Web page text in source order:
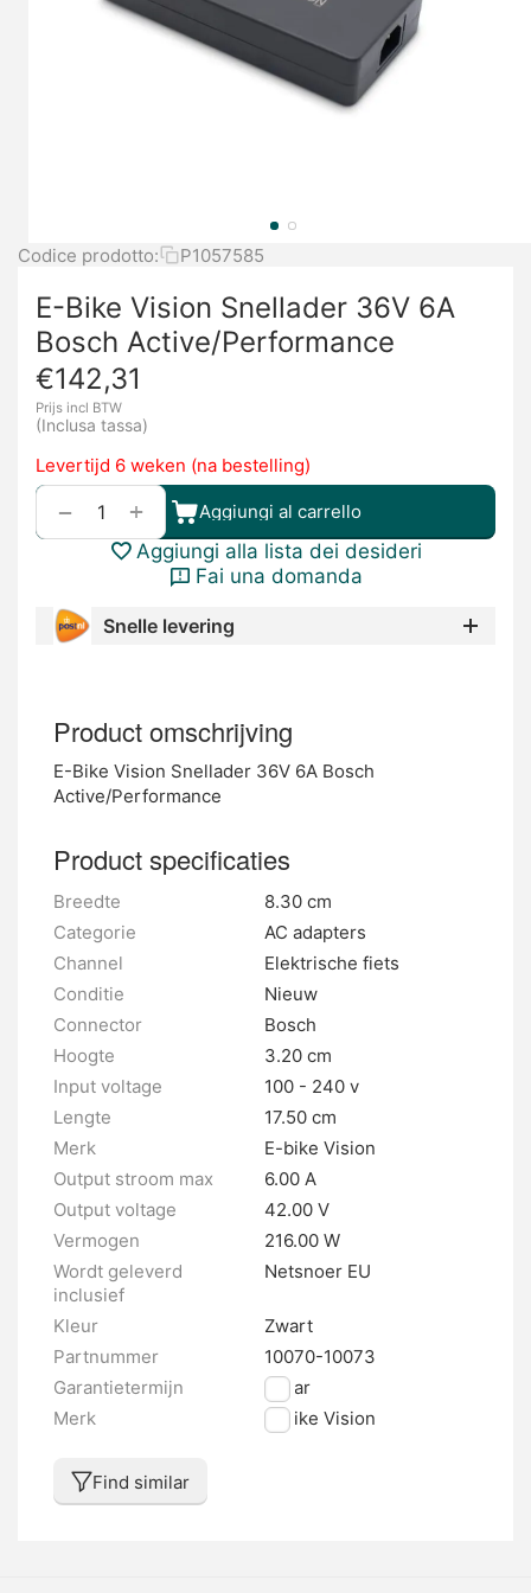
Codice prodotto: P1057585
E-Bike Vision Snellader 36V 6A
Bosch Active/Performance
€142,31
Prijs incl BTW
(Inclusa tassa)
Levertijd 6 weken (na bestelling)
+
− Aggiungi al carrello
Aggiungi alla lista dei desideri
Fai una domanda
Snelle levering
Product omschrijving
E-Bike Vision Snellader 36V 6A Bosch
Active/Performance
Product specificaties
Breedte
8.30 cm
Categorie
AC adapters
Channel
Elektrische fiets
Conditie
Nieuw
Connector
Bosch
Hoogte
3.20 cm
Input voltage
100 - 240 v
Lengte
17.50 cm
Merk
E-bike Vision
Output stroom max
6.00 A
Output voltage
42.00 V
Vermogen
216.00 W
Wordt geleverd
inclusief
Netsnoer EU
Kleur
Zwart
Partnummer
10070-10073
Garantietermijn
2 jaar
Merk
E-bike Vision
Find similar